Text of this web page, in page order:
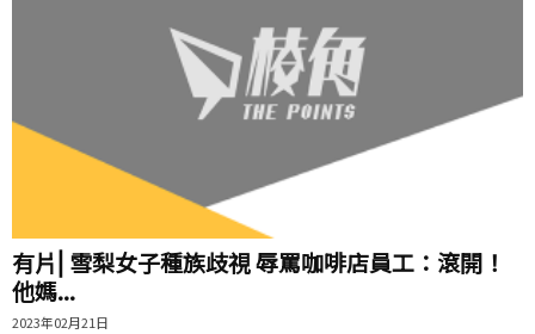
有片⎜雪梨女子種族歧視 辱罵咖啡店員工：滾開！
他媽...
2023年02月21日